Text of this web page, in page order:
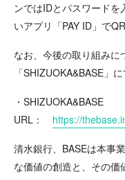
ンではIDとパスワード
いアプリ「PAY ID」で
なお、今後の取り組みに
「SHIZUOKA&BASE」
・SHIZUOKA&BASE
URL： https://
清水銀行、BASEは本事
な価値の創造と、その価